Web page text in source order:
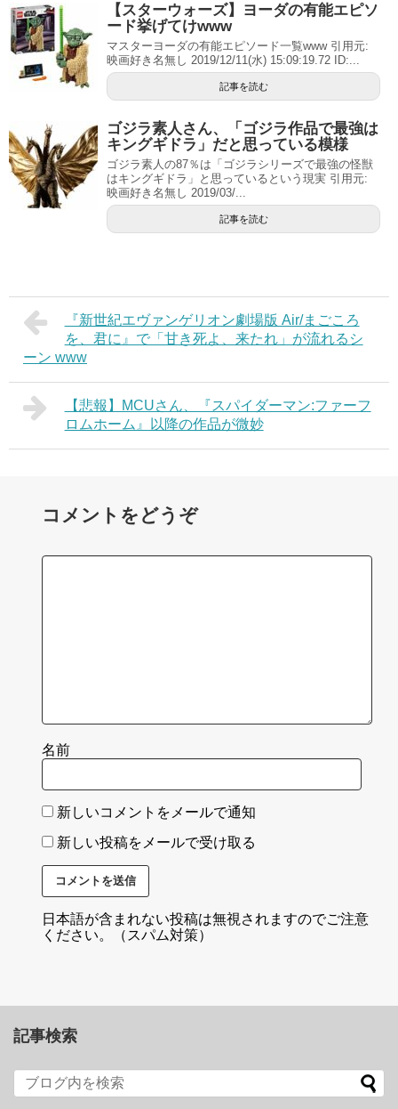
【スターウォーズ】ヨーダの有能エピソ
ード挙げてけwww
マスターヨーダの有能エピソード一覧www 引用元:
映画好き名無し 2019/12/11(水) 15:09:19.72 ID:...
記事を読む
ゴジラ素人さん、「ゴジラ作品で最強は
キングギドラ」だと思っている模様
ゴジラ素人の87％は「ゴジラシリーズで最強の怪獣
はキングギドラ」と思っているという現実 引用元:
映画好き名無し 2019/03/...
記事を読む
『新世紀エヴァンゲリオン劇場版 Air/まごころ
を、君に』で「甘き死よ、来たれ」が流れるシ
ーン www
【悲報】MCUさん、『スパイダーマン:ファーフ
ロムホーム』以降の作品が微妙
コメントをどうぞ
名前
新しいコメントをメールで通知
新しい投稿をメールで受け取る
日本語が含まれない投稿は無視されますのでご注意
ください。（スパム対策）
記事検索